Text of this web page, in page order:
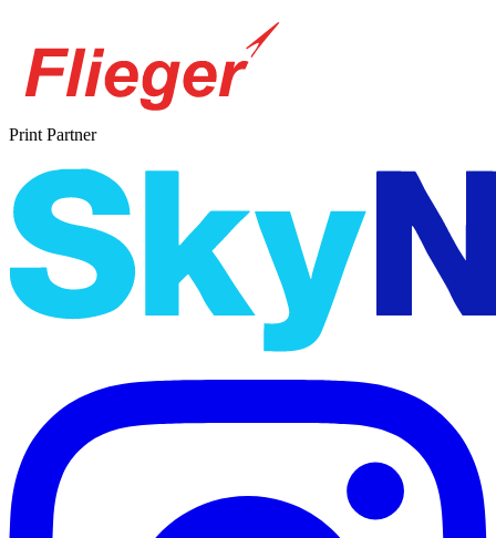
Print Partner